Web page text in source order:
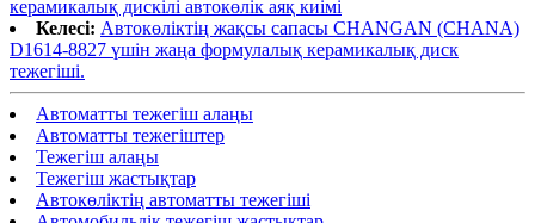
керамикалық дискілі автокөлік аяқ киімі
Келесі: Автокөліктің жақсы сапасы CHANGAN (CHANA)
D1614-8827 үшін жаңа формулалық керамикалық диск
тежегіші.
Автоматты тежегіш алаңы
Автоматты тежегіштер
Тежегіш алаңы
Тежегіш жастықтар
Автокөліктің автоматты тежегіші